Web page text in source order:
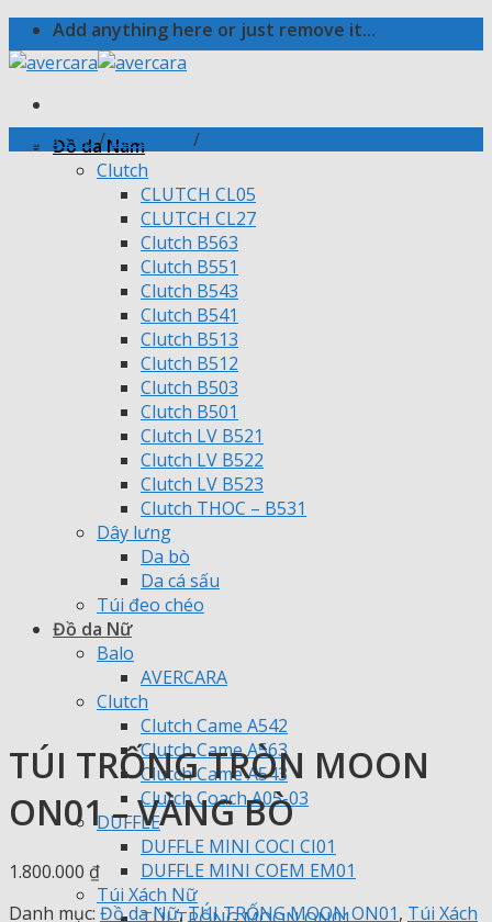
Skip
to
content
Add anything here or just remove it...
Đồ da Nam
Clutch
CLUTCH CL05
CLUTCH CL27
Clutch B563
Clutch B551
Clutch B543
Clutch B541
Clutch B513
Clutch B512
Clutch B503
Clutch B501
Clutch LV B521
Clutch LV B522
Clutch LV B523
Clutch THOC – B531
Dây lưng
Da bò
Da cá sấu
Túi đeo chéo
Đồ da Nữ
Balo
AVERCARA
Clutch
Clutch Came A542
Clutch Came A563
Clutch Came A543
Clutch Coach A05-03
DUFFLE
DUFFLE MINI COCI CI01
DUFFLE MINI COEM EM01
Túi Xách Nữ
Trang chủ /Đồ da Nữ /
TÚI TRỐNG TRÒN MOON
ON01 – VÀNG BÒ
1.800.000 ₫
Danh mục: Đồ da Nữ,TÚI TRỐNG MOON ON01, Túi Xách